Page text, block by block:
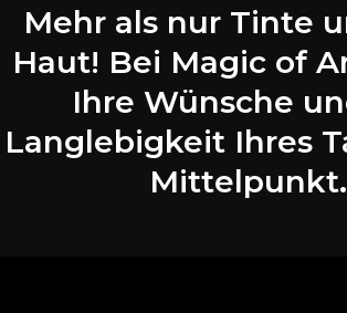
Mehr als nur Tinte
Haut! Bei Magic of
Ihre Wünsche
Langlebigkeit Ihres
Mittelpunkt.